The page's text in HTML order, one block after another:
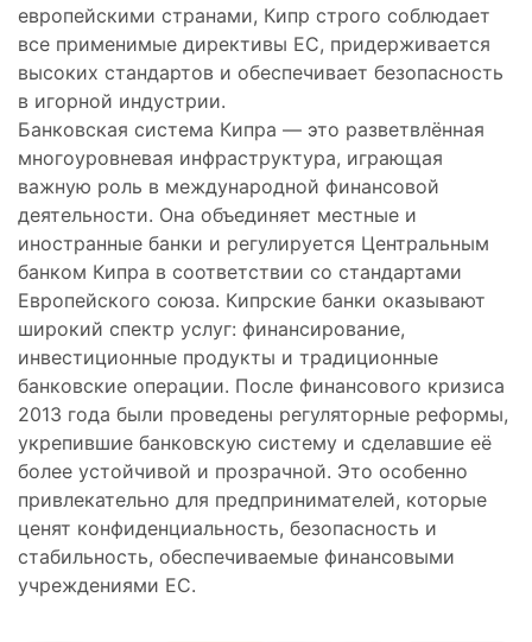
европейскими странами, Кипр строго соблюдает
все применимые директивы ЕС, придерживается
высоких стандартов и обеспечивает безопасность
в игорной индустрии.
Банковская система Кипра — это разветвлённая
многоуровневая инфраструктура, играющая
важную роль в международной финансовой
деятельности. Она объединяет местные и
иностранные банки и регулируется Центральным
банком Кипра в соответствии со стандартами
Европейского союза. Кипрские банки оказывают
широкий спектр услуг: финансирование,
инвестиционные продукты и традиционные
банковские операции. После финансового кризиса
2013 года были проведены регуляторные реформы,
укрепившие банковскую систему и сделавшие её
более устойчивой и прозрачной. Это особенно
привлекательно для предпринимателей, которые
ценят конфиденциальность, безопасность и
стабильность, обеспечиваемые финансовыми
учреждениями ЕС.